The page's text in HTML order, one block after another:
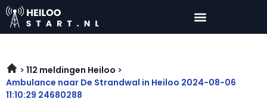
112 meldingen Heiloo
Ambulance naar De Strandwal in Heiloo 2024-08-06
11:10:29 24680288